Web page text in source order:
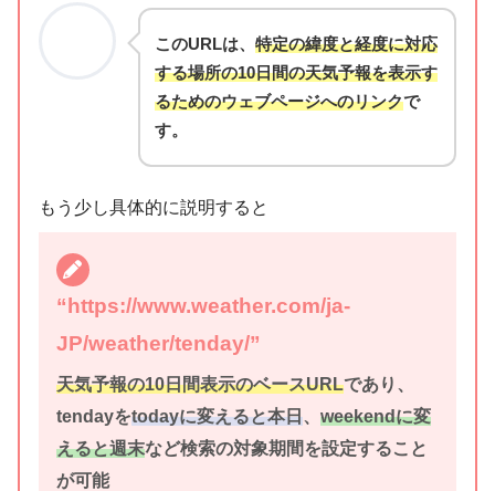
このURLは、特定の緯度と経度に対応
する場所の10日間の天気予報を表示す
るためのウェブページへのリンクで
す。
もう少し具体的に説明すると
“https://www.weather.com/ja-
JP/weather/tenday/”
天気予報の10日間表示のベースURLであり、
tendayをtodayに変えると本日、 weekendに変
えると週末など検索の対象期間を設定すること
が可能